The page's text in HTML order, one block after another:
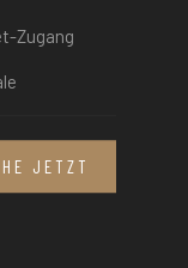
Zugang
JETZT